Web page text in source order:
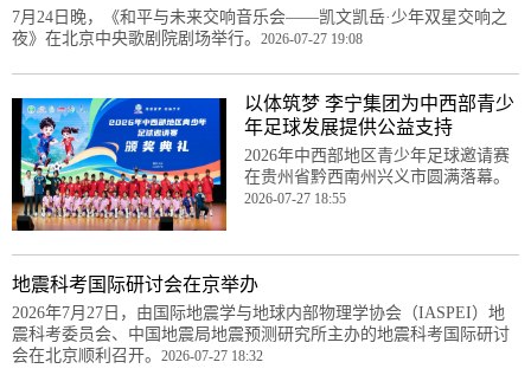
7月24日晚，《和平与未来交响音乐会——凯文凯岳·少年双星交响之
夜》在北京中央歌剧院剧场举行。 2026-07-27 19:08
以体筑梦 李宁集团为中西部青少
年足球发展提供公益支持
2026年中西部地区青少年足球邀请赛
在贵州省黔西南州兴义市圆满落幕。
2026-07-27 18:55
地震科考国际研讨会在京举办
2026年7月27日，由国际地震学与地球内部物理学协会（IASPEI）地
震科考委员会、中国地震局地震预测研究所主办的地震科考国际研讨
会在北京顺利召开。 2026-07-27 18:32